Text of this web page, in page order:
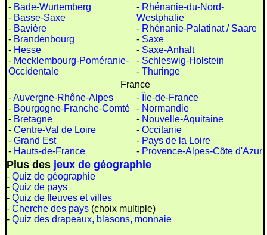
- Bade-Wurtemberg
- Basse-Saxe
- Bavière
- Brandenbourg
- Hesse
- Mecklembourg-Poméranie-
Occidentale
- Rhénanie-du-Nord-
Westphalie
- Rhénanie-Palatinat / Saare
- Saxe
- Saxe-Anhalt
- Schleswig-Holstein
- Thuringe
France
-Auvergne-Rhône-Alpes
- Bourgogne-Franche-Comté
- Bretagne
- Centre-Val de Loire
- Grand Est
- Hauts-de-France
-
Île-de-France
- Normandie
- Nouvelle-Aquitaine
- Occitanie
- Pays de la Loire
- Provence-Alpes-Côte d'Azur
Plus des jeux de géographie
- Quiz de géographie
- Quiz de pays
- Quiz de fleuves et villes
- Cherche des pays(choix multiple)
- Quiz des drapeaux, blasons, monnaie